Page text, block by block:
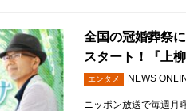
全国の冠婚葬祭
スタート！『上
エンタメ NEWS
ニッポン放送で毎週月